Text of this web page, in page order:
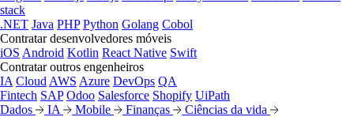
stack
.NET Java PHP Python Golang Cobol
Contratar desenvolvedores móveis
iOS Android Kotlin React Native Swift
Contratar outros engenheiros
IA Cloud AWS Azure DevOps QA
Fintech SAP Odoo Salesforce Shopify UiPath
Dados
IA Mobile Finanças Ciências da vida